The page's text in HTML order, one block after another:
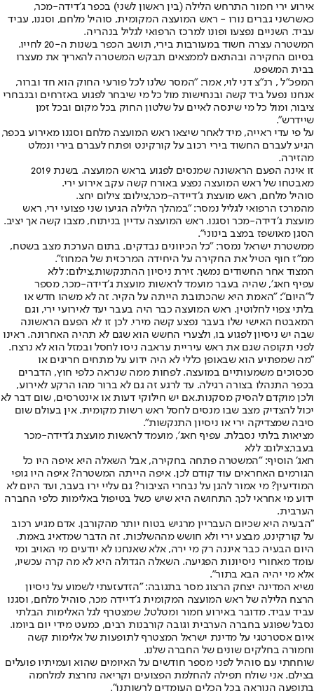
אירוע ירי חמור התרחש הלילה (בין ראשון לשני) בכפר ג׳דידה-מכר,
כאשרשני גברים נורו - ראש המועצה המקומית, סוהיל מלחם, וסגנו, עביד
עביד. השניים נפצעו ופונו למרכז הרפואי לגליל בנהריה.
המשטרה עצרה חשוד במעורבות בירי, תושב הכפר בשנות ה-20 לחייו.
בסיום החקירה ובהתאם לממצאים תבקש המשטרה להאריך את מעצרו
בבית המשפט.
המפכ"ל , רנ"צ דני לוי, אמר: "המסר שלנו לכל פורעי החוק הוא חד וברור,
אנחנו נפעל ביד קשה ובנחישות מול כל מי שיבחר לפגוע באזרחים ובנבחרי
ציבור, ומול כל מי שינסה לאיים על שלטון החוק בכל מקום ובכל זמן
שיידרש".
על פי עדי ראייה, מיד לאחר שיצאו ראש המועצה מלחם וסגנו מאירוע בכפר,
הגיע לעברם החשוד בירי רכוב על קורקינט ופתח לעברם בירי ונמלט
מהזירה.
זו אינה הפעם הראשונה שמנסים לפגוע בראש המועצה. בשנת 2019
מאבטחו של ראש המועצה נפצע באורח קשה עקב אירוע ירי.
סוהיל מלחם, ראש מועצת ג׳דיידה-מכר,צילום: צילום יחצ.
מהמרכז הרפואי לגליל נמסר: ״במהלך הלילה הגיעו שני פצועי ירי, ראש
מועצת ג׳דידה-מכר וסגנו. ראש המועצה עדיין בניתוח, מצבו קשה אך יציב.
הסגן מאושפז במצב בינוני״.
ממשטרת ישראל נמסר: ״כל הכיוונים נבדקים. בתום הערכת מצב בשטח,
ממ"ז חוף הטיל את החקירה על היחידה המרכזית של המחוז".
המצוד אחר החשודים נמשך. זירת ניסיון ההתנקשות,צילום: ללא
עפיף חאג׳, שהיה בעבר מועמד לראשות מועצת ג׳דידה-מכר, מספר
ל"היום": "האמת היא שהכתובת הייתה על הקיר. זה לא משהו חדש או
בלתי צפוי לחלוטין. ראש המועצה כבר היה בעבר יעד לאירועי ירי, וגם
המאבטח האישי שלו בעבר נפצע קשה מירי. לכן זו לא הפעם הראשונה
שבה יש ניסיון לפגוע בו, ולצערי החשש הוא שגם לא תהיה האחרונה. ראינו
לפני תקופה שגם את ראש עיריית עראבה ניסו לחסל ובמזל הוא לא נרצח.
"מה שמפתיע הוא שבאופן כללי לא היה ידוע על מתחים חריגים או
סכסוכים משמעותיים במועצה. לפחות ממה שנראה כלפי חוץ, הדברים
בכפר התנהלו בצורה רגילה. עד לרגע זה גם לא ברור מהו הרקע לאירוע,
ולכן מוקדם להסיק מסקנות.אם יש חילוקי דעות או אינטרסים, שום דבר לא
יכול להצדיק מצב שבו מנסים לחסל ראש רשות מקומית. אין בעולם שום
סיבה שמצדיקה ירי או ניסיון התנקשות".
מציאות בלתי נסבלת. עפיף חאג׳, מועמד לראשות מועצת ג'דידה-מכר
בעבר,צילום: ללא
חאג' הוסיף: "המשטרה פתחה בחקירה, אבל השאלה היא איפה היו כל
הגורמים האחראים עוד קודם לכן. איפה הייתה המשטרה? איפה היו גופי
המודיעין? מי אמור להגן על נבחרי הציבור? גם עליי ירו בעבר, ועד היום לא
ידוע מי אחראי לכך. התחושה היא שיש כשל בטיפול באלימות כלפי החברה
הערבית.
"הבעיה היא שכיום העבריין מרגיש בטוח יותר מהקורבן. אדם מגיע רכוב
על קורקינט, מבצע ירי ולא חושש מההשלכות. זה הדבר שמדאיג באמת.
היום הבעיה כבר איננה רק מי ירה, אלא שאנחנו לא יודעים מי האויב ומי
עומד מאחורי ניסיונות הפגיעה. השאלה הגדולה היא לא מה קרה עכשיו,
אלא מי יהיה הבא בתור״.
נשיא המדינה יצחק הרצוג מסר בתגובה: ״הזדעזעתי לשמוע על ניסיון
הרצח הלילה של ראש המועצה המקומית ג׳דיידה מכר, סוהיל מלחם, וסגנו
עביד עביד. מדובר באירוע חמור ומטלטל, שמצטרף לגל האלימות הבלתי
נסבל שפוגע בחברה הערבית וגובה קורבנות רבים, כמעט מידי יום ביומו.
איום אסטרטגי על מדינת ישראל המצטרף לתופעות של אלימות קשה
וחמורה בחלקים שונים של החברה שלנו.
שוחחתי עם סוהיל לפני מספר חודשים על האיומים שהוא ועמיתיו פועלים
בצילם. אני שולח תפילה להחלמת הפצועים וקריאה נחרצת למלחמה
בתופעה הנוראה בכל הכלים העומדים לרשותנו״.